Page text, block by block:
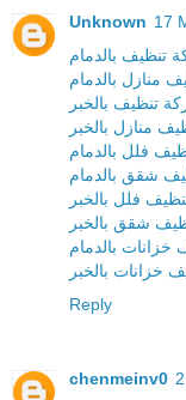
Unknown 17
تنظيف بالدمام
منازل بالدمام
تنظيف بالخبر
منازل بالخبر
فلل بالدمام
شقق بالدمام
فلل بالخبر
شقق بالخبر
بالدمام
خزانات بالخبر
Reply
chenmeinv0